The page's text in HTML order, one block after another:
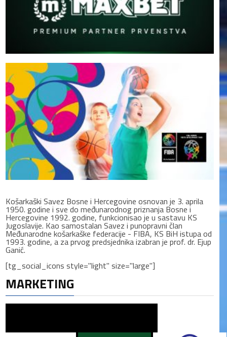
Košarkaški Savez Bosne i Hercegovine osnovan je 3. aprila
1950. godine i sve do međunarodnog priznanja Bosne i
Hercegovine 1992. godine, funkcionisao je u sastavu KS
Jugoslavije. Kao samostalan Savez i punopravni član
Međunarodne košarkaške federacije - FIBA, KS BiH istupa od
1993. godine, a za prvog predsjednika izabran je prof. dr. Ejup
Ganić.
[tg_social_icons style="light" size="large"]
MARKETING